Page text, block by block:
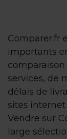
Comparer.fr
importants
services, de
délais de
sites
Vendre sur
large